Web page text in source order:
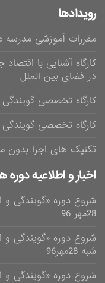
رویدادها
مقررات آموزشی مدرسه
کارگاه آشنایی با
در فضای بین الملل
کارگاه تخصصی گویندگی
کارگاه تخصصی گویندگی
تکنیک های اجرا بدون
اخبار و اطلاعیه دوره
28مهر 96
شبه 28مهر96